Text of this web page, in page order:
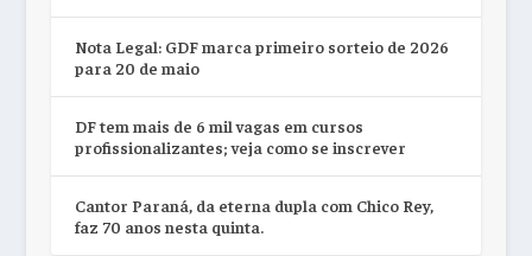
Nota Legal: GDF marca primeiro sorteio de 2026
para 20 de maio
DF tem mais de 6 mil vagas em cursos
profissionalizantes; veja como se inscrever
Cantor Paraná, da eterna dupla com Chico Rey,
faz 70 anos nesta quinta.